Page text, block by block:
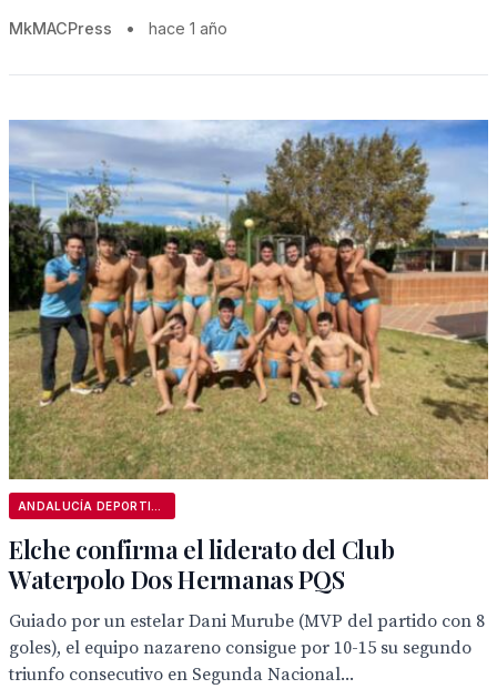
MkMACPress • hace 1 año
Elche confirma el liderato del Club
Waterpolo Dos Hermanas PQS
Guiado por un estelar Dani Murube (MVP del partido con 8
goles), el equipo nazareno consigue por 10-15 su segundo
triunfo consecutivo en Segunda Nacional...